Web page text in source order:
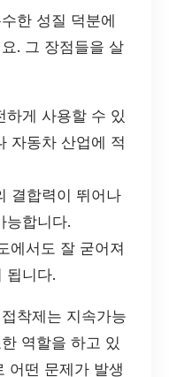
한 성질 덕분에
. 그 장점들을 살
하게 사용할 수 있
자동차 산업에 적
결합력이 뛰어나
능합니다.
에서도 잘 굳어져
됩니다.
착제는 지속가능
역할을 하고 있
어떤 문제가 발생